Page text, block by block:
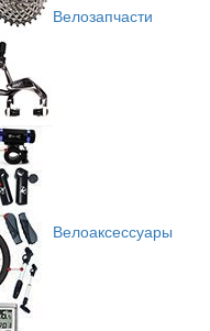
Велозапчасти
Велоаксессуары